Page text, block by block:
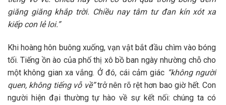
giăng giăng khắp trời. Chiều nay tâm tư đan kín xót xa
kiếp con lẻ loi.”
Khi hoàng hôn buông xuống, vạn vật bắt đầu chìm vào bóng
tối. Tiếng ồn ào của phố thị xô bồ ban ngày nhường chỗ cho
một không gian xa vắng. Ở đó, cái cảm giác “không người
quen, không tiếng vỗ về”trở nên rõ rệt hơn bao giờ hết. Con
người hiện đại thường tự hào về sự kết nối: chúng ta có